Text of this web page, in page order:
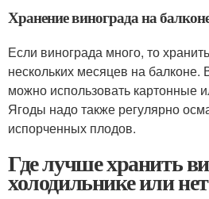
Хранение винограда на
Если винограда много, то
нескольких месяцев на балконе.
можно использовать картонные
Ягоды надо также регулярно
испорченных плодов.
Где лучше хранить
холодильнике или